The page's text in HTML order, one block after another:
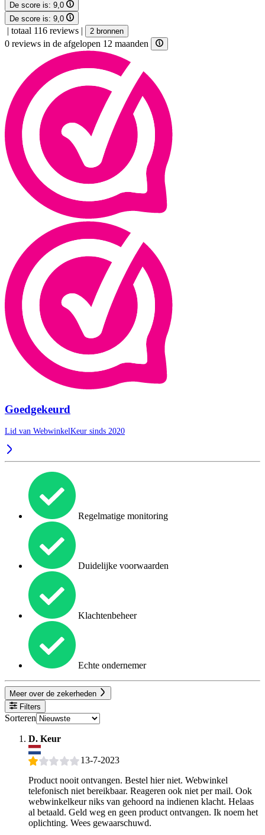
De score is: 9,0
De score is: 9,0
| totaal 116 reviews | 2 bronnen
0 reviews in de afgelopen 12 maanden
Goedgekeurd
Lid van WebwinkelKeur sinds 2020
Regelmatige monitoring
Duidelijke voorwaarden
Klachtenbeheer
Echte ondernemer
Meer over de zekerheden
Filters
Sorteren
D. Keur
13-7-2023
Product nooit ontvangen. Bestel hier niet. Webwinkel
telefonisch niet bereikbaar. Reageren ook niet per mail. Ook
webwinkelkeur niks van gehoord na indienen klacht. Helaas
al betaald. Geld weg en geen product ontvangen. Ik noem het
oplichting. Wees gewaarschuwd.